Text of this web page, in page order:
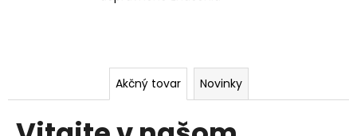
b Akčný tovar Novinky
?